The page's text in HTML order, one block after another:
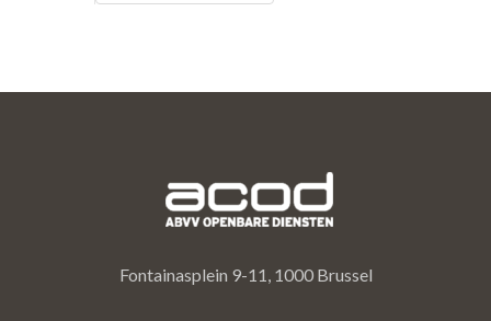
Fontainasplein 9-11, 1000 Brussel